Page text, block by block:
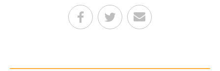
Teilen auf Facebook
Teilen auf Twitter
Per E-Mail senden